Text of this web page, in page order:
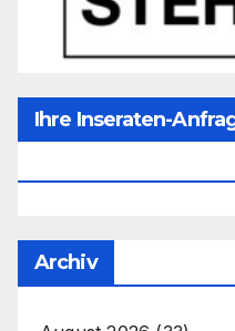
Ihre Inseraten-
Archiv